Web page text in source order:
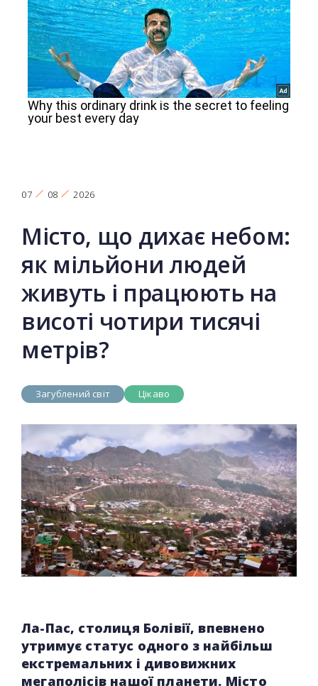
07 08 2026
Місто, що дихає небом:
як мільйони людей
живуть і працюють на
висоті чотири тисячі
метрів?
Загублений світ Цікаво
Ла-Пас, столиця Болівії, впевнено
утримує статус одного з найбільш
екстремальних і дивовижних
мегаполісів нашої планети. Місто